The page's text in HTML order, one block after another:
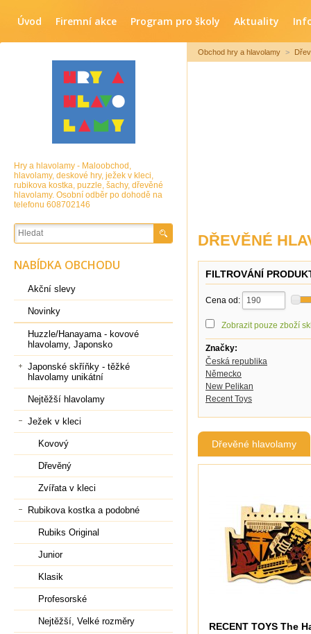
Úvod Firemní akce Program pro školy Aktuality
Obchod hry a hlavolamy >
DŘEVĚNÉ
FILTROVÁNÍ
Cena od:
Zobrazit pouze zboží
Značky:
Česká republika
Německo
New Pelikan
Recent Toys
Dřevěné hlavolamy
RECENT TOYS The
Hry a hlavolamy - Maloobchod,
hlavolamy, deskové hry, ježek v kleci,
rubikova kostka, puzzle, šachy, dřevěné
hlavolamy. Osobní odběr po dohodě na
telefonu 608702146
NABÍDKA OBCHODU
Akční slevy
Novinky
Huzzle/Hanayama - kovové
hlavolamy, Japonsko
Japonské skříňky - těžké
hlavolamy unikátní
Nejtěžší hlavolamy
Ježek v kleci
Kovový
Dřevěný
Zvířata v kleci
Rubikova kostka a podobné
Rubiks Original
Junior
Klasik
Profesorské
Nejtěžší, Velké rozměry